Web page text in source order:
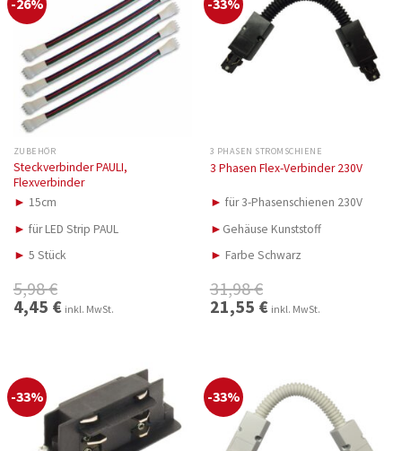
-26%
ZUBEHÖR
Steckverbinder PAULI,
Flexverbinder
► 15cm
► für LED Strip PAUL
► 5 Stück
5,98€
Ursprünglicher
Preis
4,45 €Aktueller
Preis
inkl. MwSt.
-33%
3 PHASEN STROMSCHIENE
3 Phasen Flex-Verbinder 230V
► für 3-Phasenschienen 230V
► Gehäuse Kunststoff
► Farbe Schwarz
31,98€
Ursprünglicher
Preis
21,55 €Aktueller
Preis
inkl. MwSt.
-33% -33%